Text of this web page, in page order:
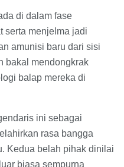
di dalam fase
serta menjelma jadi
amunisi baru dari sisi
bakal mendongkrak
balap mereka di
ini sebagai
rasa bangga
Kedua belah pihak dinilai
biasa sempurna